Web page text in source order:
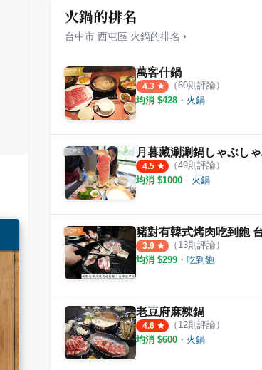
火鍋的排名
台中市 西屯區 火鍋的排名 ›
萬客什鍋
4.3 （60則評論）
均消 $428 ・ 火鍋
月暮藏涮涮鍋しゃぶし
4.5 （49則評論）
均消 $1000 ・ 火鍋
3.9 （ 13則評論）
均消 $299 ・ 吃到飽
老豆府麻辣鍋
4.6 （ 12則評論）
均消 $600 ・ 火鍋